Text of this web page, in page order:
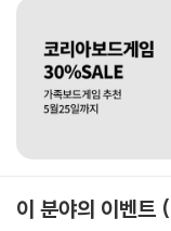
이 분야의 이벤트